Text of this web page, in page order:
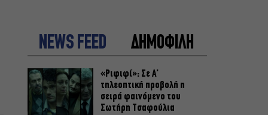
NEWS FEED ΔΗΜΟΦΙΛΗ
«Ριφιφί»: Σε Α’
τηλεοπτική προβολή η
σειρά φαινόμενο του
Σωτήρη Τσαφούλια